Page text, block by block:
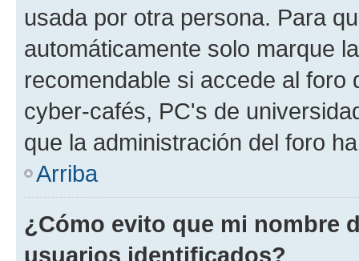
usada por otra persona. Para
automáticamente solo marque
recomendable si accede al foro
cyber-cafés, PC's de
que la administración del foro
Arriba
¿Cómo evito que mi nombre
usuarios identificados?